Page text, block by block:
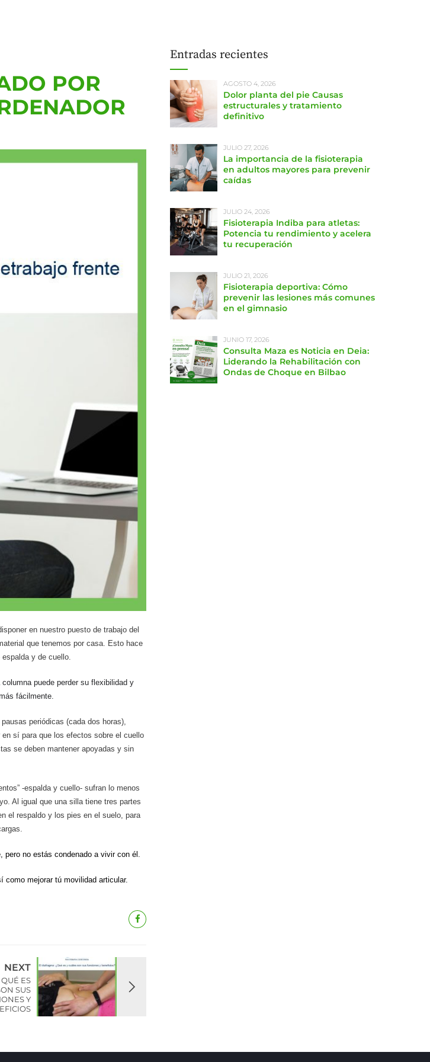
POR
en nuestro puesto de trabajo del
que tenemos por casa. Esto hace
espalda y de cuello.
puede perder su flexibilidad y
fácilmente.
periódicas (cada dos horas),
sí para que los efectos sobre el cuello
se deben mantener apoyadas y sin
-espalda y cuello- sufran lo menos
. Al igual que una silla tiene tres partes
el respaldo y los pies en el suelo, para
pero no estás condenado a vivir con él.
mejorar tú movilidad articular.
NEXT
ES
SUS
Y
Entradas recientes
AGOSTO 4, 2026
Dolor planta del pie Causas
estructurales y tratamiento
definitivo
JULIO 27, 2026
La importancia de la fisioterapia
en adultos mayores para prevenir
caídas
JULIO 24, 2026
Fisioterapia Indiba para atletas:
Potencia tu rendimiento y acelera
tu recuperación
JULIO 21, 2026
Fisioterapia deportiva: Cómo
prevenir las lesiones más comunes
en el gimnasio
JUNIO 17, 2026
Consulta Maza es Noticia en Deia:
Liderando la Rehabilitación con
Ondas de Choque en Bilbao